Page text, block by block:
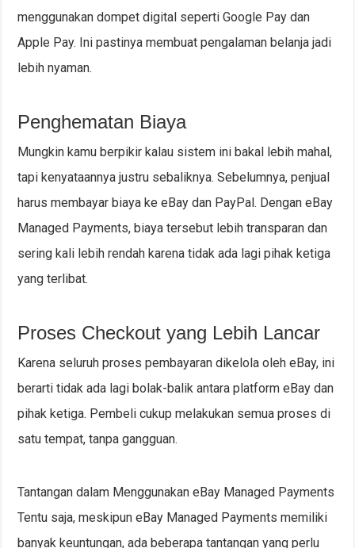
menggunakan dompet digital seperti Google Pay dan
Apple Pay. Ini pastinya membuat pengalaman belanja jadi
lebih nyaman.
Penghematan Biaya
Mungkin kamu berpikir kalau sistem ini bakal lebih mahal,
tapi kenyataannya justru sebaliknya. Sebelumnya, penjual
harus membayar biaya ke eBay dan PayPal. Dengan eBay
Managed Payments, biaya tersebut lebih transparan dan
sering kali lebih rendah karena tidak ada lagi pihak ketiga
yang terlibat.
Proses Checkout yang Lebih Lancar
Karena seluruh proses pembayaran dikelola oleh eBay, ini
berarti tidak ada lagi bolak-balik antara platform eBay dan
pihak ketiga. Pembeli cukup melakukan semua proses di
satu tempat, tanpa gangguan.
Tantangan dalam Menggunakan eBay Managed Payments
Tentu saja, meskipun eBay Managed Payments memiliki
banyak keuntungan, ada beberapa tantangan yang perlu